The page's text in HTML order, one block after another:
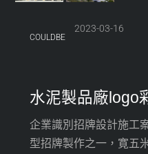
COULDBE
2023-03-16
水泥製品廠logo
企業識別招牌設計施工
型招牌製作之一，寛五